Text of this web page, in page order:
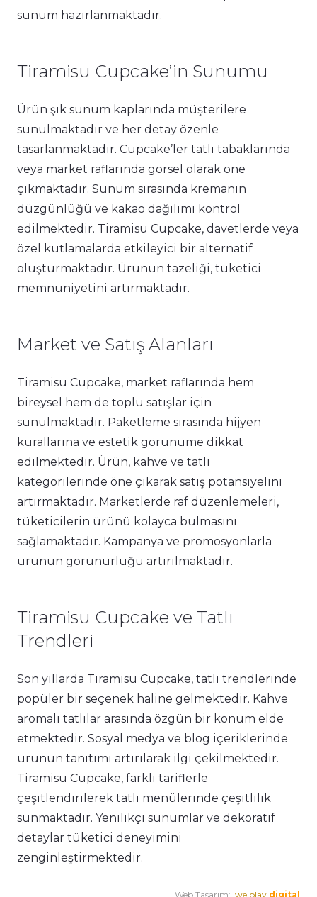
sunum hazırlanmaktadır.
Tiramisu Cupcake’in Sunumu
Ürün şık sunum kaplarında müşterilere
sunulmaktadır ve her detay özenle
tasarlanmaktadır. Cupcake’ler tatlı tabaklarında
veya market raflarında görsel olarak öne
çıkmaktadır. Sunum sırasında kremanın
düzgünlüğü ve kakao dağılımı kontrol
edilmektedir. Tiramisu Cupcake, davetlerde veya
özel kutlamalarda etkileyici bir alternatif
oluşturmaktadır. Ürünün tazeliği, tüketici
memnuniyetini artırmaktadır.
Market ve Satış Alanları
Tiramisu Cupcake, market raflarında hem
bireysel hem de toplu satışlar için
sunulmaktadır. Paketleme sırasında hijyen
kurallarına ve estetik görünüme dikkat
edilmektedir. Ürün, kahve ve tatlı
kategorilerinde öne çıkarak satış potansiyelini
artırmaktadır. Marketlerde raf düzenlemeleri,
tüketicilerin ürünü kolayca bulmasını
sağlamaktadır. Kampanya ve promosyonlarla
ürünün görünürlüğü artırılmaktadır.
Tiramisu Cupcake ve Tatlı
Trendleri
Son yıllarda Tiramisu Cupcake, tatlı trendlerinde
popüler bir seçenek haline gelmektedir. Kahve
aromalı tatlılar arasında özgün bir konum elde
etmektedir. Sosyal medya ve blog içeriklerinde
ürünün tanıtımı artırılarak ilgi çekilmektedir.
Tiramisu Cupcake, farklı tariflerle
çeşitlendirilerek tatlı menülerinde çeşitlilik
sunmaktadır. Yenilikçi sunumlar ve dekoratif
detaylar tüketici deneyimini
zenginleştirmektedir.
Web Tasarım: .we play digital